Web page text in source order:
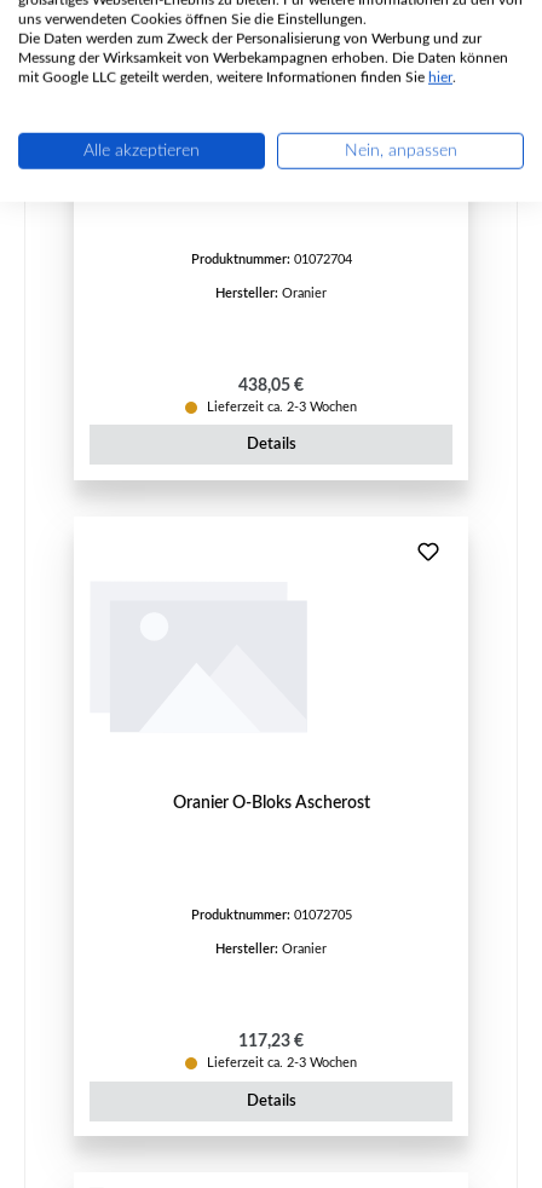
Oranier O-Bloks Feuerraumauskleidung
Produktnummer: 01072704
Hersteller: Oranier
Regulärer Preis:
438,05 €
Lieferzeit ca. 2-3 Wochen
Details
Oranier O-Bloks Ascherost
Produktnummer: 01072705
Hersteller: Oranier
Regulärer Preis:
117,23 €
Lieferzeit ca. 2-3 Wochen
Details
uns verwendeten Cookies öffnen Sie die Einstellungen.
Die Daten werden zum Zweck der Personalisierung von Werbung und zur
Messung der Wirksamkeit von Werbekampagnen erhoben. Die Daten können
mit Google LLC geteilt werden, weitere Informationen finden Sie hier.
Alle akzeptieren Nein, anpassen